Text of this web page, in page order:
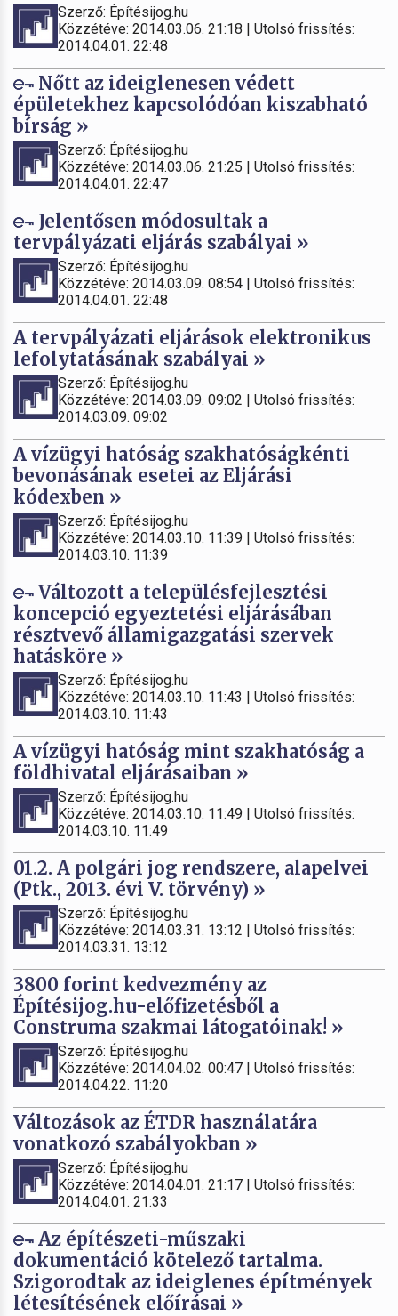
Szerző: Építésijog.hu
Közzétéve: 2014.03.06. 21:18 | Utolsó frissítés:
2014.04.01. 22:48
Nőtt az ideiglenesen védett
épületekhez kapcsolódóan kiszabható
bírság »
Szerző: Építésijog.hu
Közzétéve: 2014.03.06. 21:25 | Utolsó frissítés:
2014.04.01. 22:47
Jelentősen módosultak a
tervpályázati eljárás szabályai »
Szerző: Építésijog.hu
Közzétéve: 2014.03.09. 08:54 | Utolsó frissítés:
2014.04.01. 22:48
A tervpályázati eljárások elektronikus
lefolytatásának szabályai »
Szerző: Építésijog.hu
Közzétéve: 2014.03.09. 09:02 | Utolsó frissítés:
2014.03.09. 09:02
A vízügyi hatóság szakhatóságkénti
bevonásának esetei az Eljárási
kódexben »
Szerző: Építésijog.hu
Közzétéve: 2014.03.10. 11:39 | Utolsó frissítés:
2014.03.10. 11:39
Változott a településfejlesztési
koncepció egyeztetési eljárásában
résztvevő államigazgatási szervek
hatásköre »
Szerző: Építésijog.hu
Közzétéve: 2014.03.10. 11:43 | Utolsó frissítés:
2014.03.10. 11:43
A vízügyi hatóság mint szakhatóság a
földhivatal eljárásaiban »
Szerző: Építésijog.hu
Közzétéve: 2014.03.10. 11:49 | Utolsó frissítés:
2014.03.10. 11:49
01.2. A polgári jog rendszere, alapelvei
(Ptk., 2013. évi V. törvény) »
Szerző: Építésijog.hu
Közzétéve: 2014.03.31. 13:12 | Utolsó frissítés:
2014.03.31. 13:12
3800 forint kedvezmény az
Építésijog.hu-előfizetésből a
Construma szakmai látogatóinak! »
Szerző: Építésijog.hu
Közzétéve: 2014.04.02. 00:47 | Utolsó frissítés:
2014.04.22. 11:20
Változások az ÉTDR használatára
vonatkozó szabályokban »
Szerző: Építésijog.hu
Közzétéve: 2014.04.01. 21:17 | Utolsó frissítés:
2014.04.01. 21:33
Az építészeti-műszaki
dokumentáció kötelező tartalma.
Szigorodtak az ideiglenes építmények
létesítésének előírásai »